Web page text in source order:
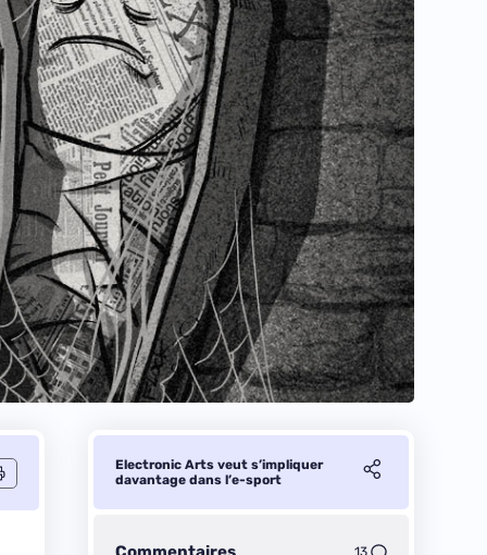
Electronic Arts veut s’impliquer
davantage dans l’e-sport
13